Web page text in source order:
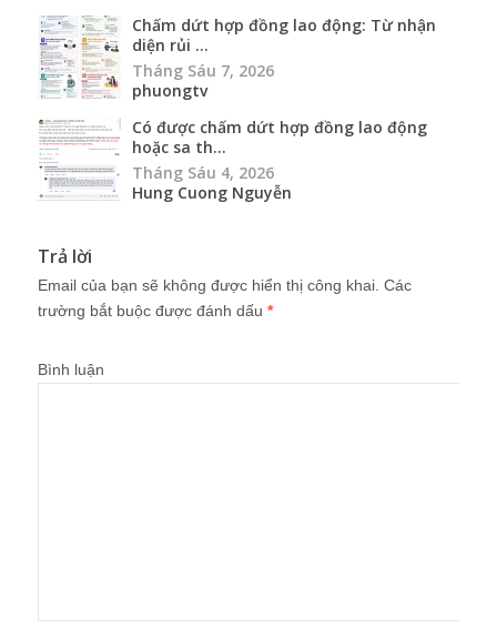
Chấm dứt hợp đồng lao động: Từ nhận
diện rủi ...
Tháng Sáu 7, 2026
phuongtv
Có được chấm dứt hợp đồng lao động
hoặc sa th...
Tháng Sáu 4, 2026
Hung Cuong Nguyễn
Trả lời
Email của bạn sẽ không được hiển thị công khai. Các
trường bắt buộc được đánh dấu *
Bình luận